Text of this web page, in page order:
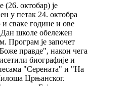
(26. октобар) је
у петак 24. октобра
сваке године и ове
Дан школе обележен
Програм је започет
правде", након чега
биографије и
"Серената" и "На
Црњанског.